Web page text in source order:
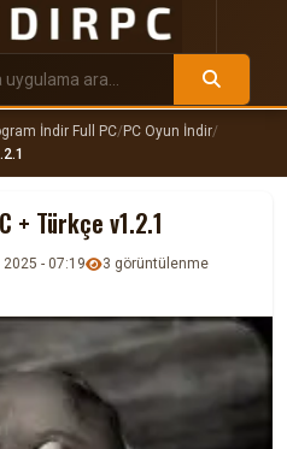
İndir Full PC/PC Oyun İndir/
+ Türkçe v1.2.1
- 07:19
3 görüntülenme